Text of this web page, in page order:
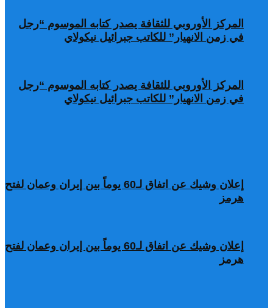
المركز الأوروبي للثقافة يصدر كتابه الموسوم “رجل
في زمن الانهيار” للكاتب جبرائيل نيكولاي
إعلان وشيك عن اتفاق لـ60 يوماً بين إيران وعمان لفتح
هرمز
المركز الأوروبي للثقافة يصدر كتابه الموسوم “رجل
في زمن الانهيار” للكاتب جبرائيل نيكولاي
إعلان وشيك عن اتفاق لـ60 يوماً بين إيران وعمان لفتح
هرمز